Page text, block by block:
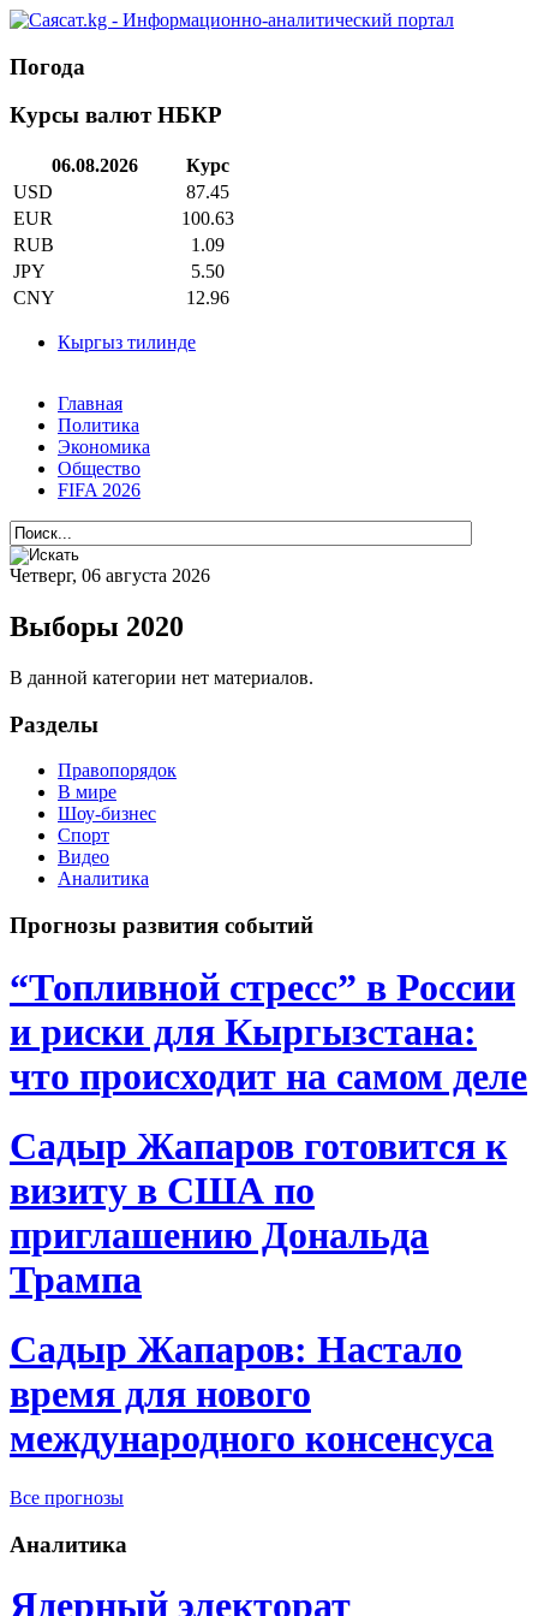
Погода
Курсы валют НБКР
06.08.2026
Курс
USD
87.45
EUR
100.63
RUB
1.09
JPY
5.50
CNY
12.96
Кыргыз тилинде
Главная
Политика
Экономика
Общество
FIFA 2026
Четверг, 06 августа 2026
Выборы 2020
В данной категории нет материалов.
Разделы
Правопорядок
В мире
Шоу-бизнес
Спорт
Видео
Аналитика
Прогнозы развития событий
“Топливной стресс” в России
и риски для Кыргызстана:
что происходит на самом деле
Садыр Жапаров готовится к
визиту в США по
приглашению Дональда
Трампа
Садыр Жапаров: Настало
время для нового
международного консенсуса
Все прогнозы
Аналитика
Ядерный электорат